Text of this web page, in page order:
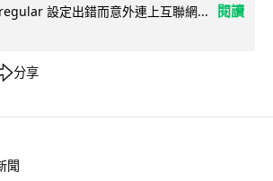
設定出錯而意外連上互聯網...
閱讀
分享
聞